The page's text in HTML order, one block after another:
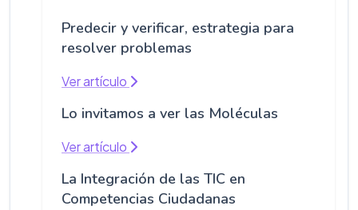
Predecir y verificar, estrategia para
resolver problemas
Ver artículo
Lo invitamos a ver las Moléculas
Ver artículo
La Integración de las TIC en
Competencias Ciudadanas